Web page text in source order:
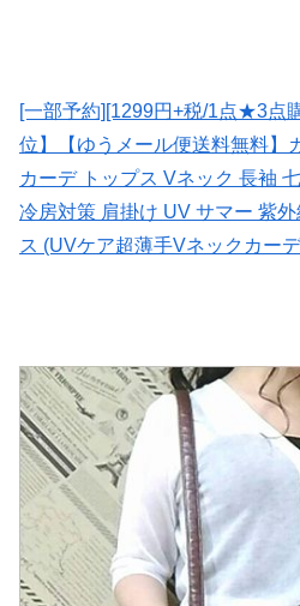
[一部予約][1299円+税/1点★3点
位】【ゆうメール便送料無料】
カーデ トップス Vネック 長袖
冷房対策 肩掛け UV サマー 紫
ス (UVケア超薄手Vネックカー